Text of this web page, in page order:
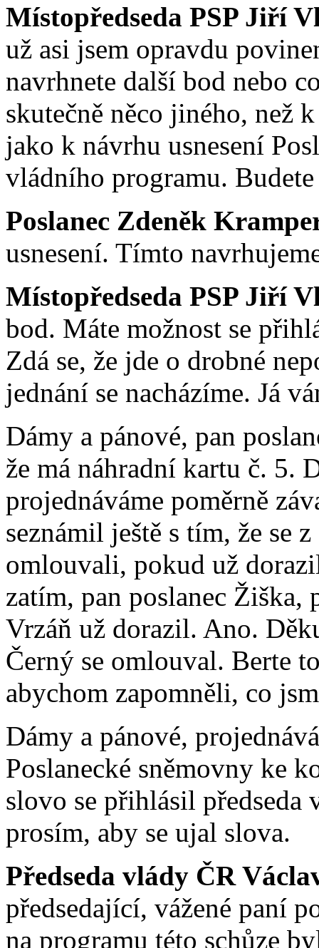
Místopředseda PSP Jiří
už asi jsem opravdu
navrhnete další bod nebo
skutečně něco jiného, než
jako k návrhu usnesení
vládního programu.
Poslanec Zdeněk
usnesení. Tímto
Místopředseda PSP Jiří
bod. Máte možnost se
Zdá se, že jde o drobné
jednání se nacházíme. Já
Dámy a pánové, pan
že má náhradní kartu č. 5.
projednáváme poměrně
seznámil ještě s tím, že se
omlouvali, pokud už
zatím, pan poslanec Žiška,
Vrzáň už dorazil. Ano.
Černý se omlouval. Berte
abychom zapomněli, co
Dámy a pánové,
Poslanecké sněmovny ke
slovo se přihlásil předseda
prosím, aby se ujal slova.
Předseda vlády ČR
předsedající, vážené paní
na programu této schůze